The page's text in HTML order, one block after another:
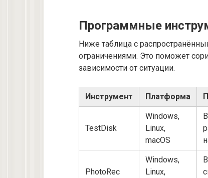
Программные
Ниже таблица с
ограничениями. Это поможет
зависимости от ситуации.
Инструмент Платформа
TestDisk
Windows,
Linux,
macOS
PhotoRec
Windows,
Linux,